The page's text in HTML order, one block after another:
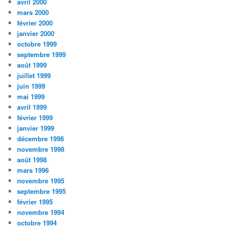
avril 2000
mars 2000
février 2000
janvier 2000
octobre 1999
septembre 1999
août 1999
juillet 1999
juin 1999
mai 1999
avril 1999
février 1999
janvier 1999
décembre 1998
novembre 1998
août 1998
mars 1996
novembre 1995
septembre 1995
février 1995
novembre 1994
octobre 1994